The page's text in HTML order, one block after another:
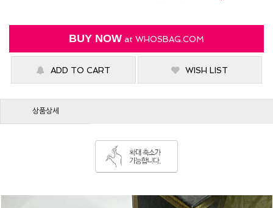
BUY NOW at WHOSBAG.COM
ADD TO CART WISH LIST
상품상세